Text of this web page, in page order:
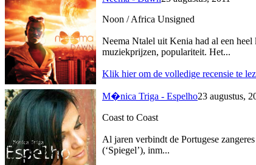
Noon / Africa Unsigned
Neema Ntalel uit Kenia had al een
muziekprijzen, populariteit. Het...
Klik hier om de volledige recensie te
M�nica Triga - Espelho23 augustus,
Coast to Coast
Al jaren verbindt de Portugese
(‘Spiegel’), inm...